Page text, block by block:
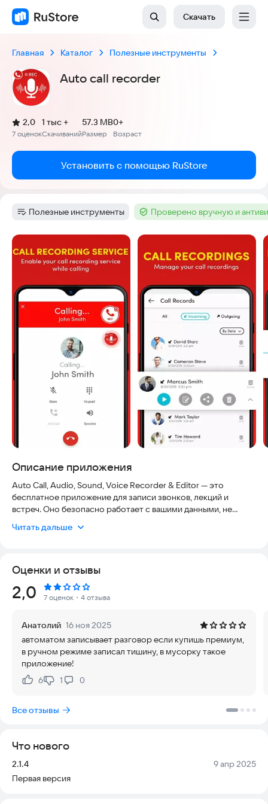
Скачать
Главная Каталог Полезные инструменты
Auto call recorder
Рейтинг:
2,0
(
7 оценок
)
Скачиваний
1 тыс +
Размер
57.3 MB
Возраст
0+
Установить с помощью RuStore
Категория:
Полезные инструменты Тег :Проверено вручную и
Скриншоты
Описание приложения
Auto Call, Audio, Sound, Voice Recorder & Editor — это
бесплатное приложение для записи звонков, лекций и
встреч. Оно безопасно работает с вашими данными, не
смартфонов. Программа позволяет автоматически
выделяется удобством: при входящем вызове достаточно
нажать кнопку в уведомлении, и запись начнется сама.
Приложение помогает записывать телефонные разговоры и
позволяет разделять длинные звонки, прослушивать их,
удалять ненужные фрагменты или переименовывать записи.
Это удобно, если нужно вырезать и сохранить только
важную часть разговора.
Долгие лекции или стратегические совещания часто
записать всё одним нажатием, используя качественный
или редактировать. Файлы сохраняются в универсальном
формате MP3.
Еще одна уникальная функция — мощный виджет записи. Он
Читать дальше
Оценки и отзывы
Рейтинг:
2,0 7 оценок ・4 отзыва
Анатолий 16 ноя 2025
автоматом записывает разговор если купишь премиум,
в ручном режиме записал тишину, в мусорку такое
приложение!
Нравится:
6Не нравится:
1 0
Все отзывы
Что нового
Версия:
2.1.4 Дата:
9 апр 2025
Первая версия